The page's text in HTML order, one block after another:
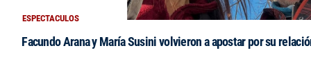
ESPECTACULOS
Facundo Arana y María Susini volvieron a apostar por su